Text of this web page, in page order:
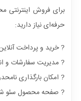
برای فروش اینترنتی
حرفه‌ای نیاز دارید:
? خرید و پرداخت
? مدیریت سفارشات و
? امکان بارگذاری
? صفحه محصول سئو